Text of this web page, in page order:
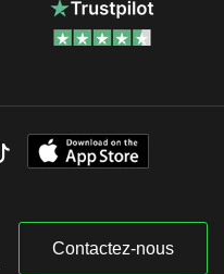
Contactez-nous